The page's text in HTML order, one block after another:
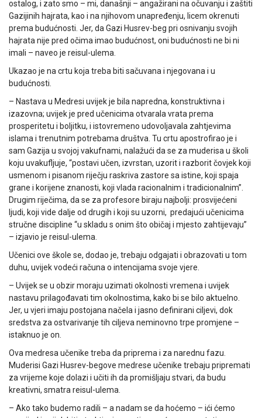
ostalog, i zato smo – mi, današnji – angažirani na očuvanju i zaštiti
Gazijinih hajrata, kao i na njihovom unapređenju, licem okrenuti
prema budućnosti. Jer, da Gazi Husrev-beg pri osnivanju svojih
hajrata nije pred očima imao budućnost, oni budućnosti ne bi ni
imali – naveo je reisul-ulema.
Ukazao je na crtu koja treba biti sačuvana i njegovana i u
budućnosti.
– Nastava u Medresi uvijek je bila napredna, konstruktivna i
izazovna; uvijek je pred učenicima otvarala vrata prema
prosperitetu i boljitku, i istovremeno udovoljavala zahtjevima
islama i trenutnim potrebama društva. Tu crtu apostrofirao je i
sam Gazija u svojoj vakufnami, nalažući da se za muderisa u školi
koju uvakufljuje, “postavi učen, izvrstan, uzorit i razborit čovjek koji
usmenom i pisanom riječju raskriva zastore sa istine, koji spaja
grane i korijene znanosti, koji vlada racionalnim i tradicionalnim”.
Drugim riječima, da se za profesore biraju najbolji: prosvijećeni
ljudi, koji vide dalje od drugih i koji su uzorni, predajući učenicima
stručne discipline “u skladu s onim što običaj i mjesto zahtijevaju”
– izjavio je reisul-ulema.
Učenici ove škole se, dodao je, trebaju odgajati i obrazovati u tom
duhu, uvijek vodeći računa o intencijama svoje vjere.
– Uvijek se u obzir moraju uzimati okolnosti vremena i uvijek
nastavu prilagođavati tim okolnostima, kako bi se bilo aktuelno.
Jer, u vjeri imaju postojana načela i jasno definirani ciljevi, dok
sredstva za ostvarivanje tih ciljeva neminovno trpe promjene –
istaknuo je on.
Ova medresa učenike treba da priprema i za narednu fazu.
Muderisi Gazi Husrev-begove medrese učenike trebaju pripremati
za vrijeme koje dolazi i učiti ih da promišljaju stvari, da budu
kreativni, smatra reisul-ulema.
– Ako tako budemo radili – a nadam se da hoćemo – ići ćemo